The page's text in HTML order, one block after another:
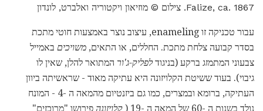
Falize, ca. 1867. צילום © מוזיאון ויקטוריה ואלברט, לונדון
עבור טכניקה זו enameling, עיצוב נוצר באמצעות חוטי מתכת
בסדר קבועה צלחת מתכת. החללים, או התאים, משויכים באמייל
צבעוני המתמזג ברקע (בניגודלפליק-ג'ור המתואר להלן, שאין לו
גיבוי). בעוד ששיטת הקלויזונה היא עתיקה מאוד - שראשיתה ביוון
העתיקה, ברומא ובמצרים, כמו גם ביזנטיום מהמאה ה -4 - המונח
נולד בשנות ה -60 של המאה ה -19 (
קלויזונה פירושו "מרוכזים"